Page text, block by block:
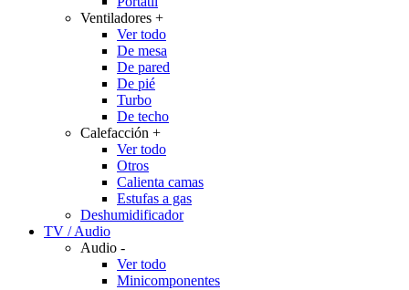
Ventiladores +
Ver todo
De mesa
De pared
De pié
Turbo
De techo
Calefacción +
Ver todo
Otros
Calienta camas
Estufas a gas
Deshumidificador
TV / Audio
Audio -
Ver todo
Minicomponentes